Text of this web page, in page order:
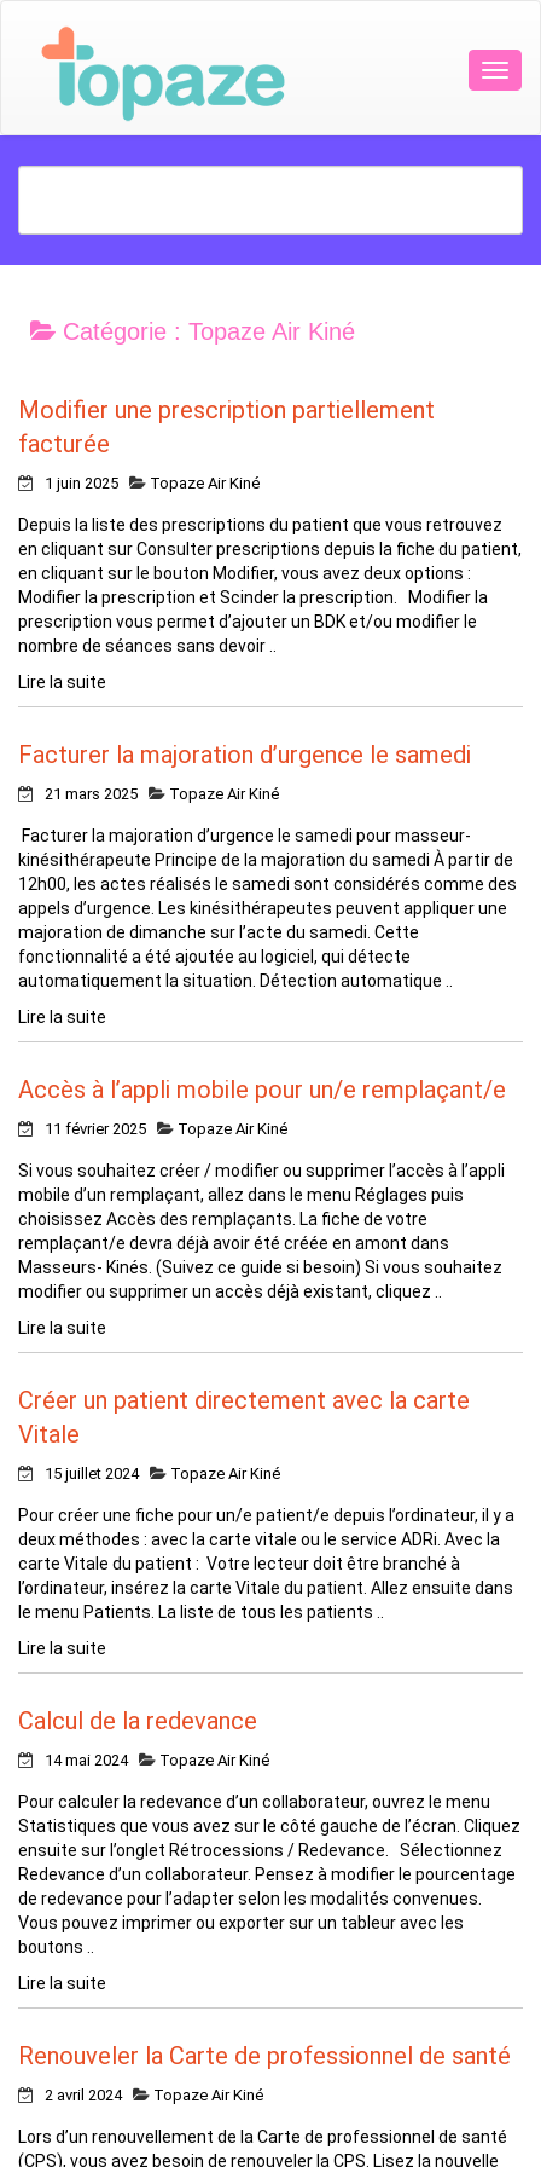
Catégorie : Topaze Air Kiné
Modifier une prescription partiellement
facturée
1 juin 2025 Topaze Air Kiné
Depuis la liste des prescriptions du patient que vous retrouvez
en cliquant sur Consulter prescriptions depuis la fiche du patient,
en cliquant sur le bouton Modifier, vous avez deux options :
Modifier la prescription et Scinder la prescription. Modifier la
prescription vous permet d’ajouter un BDK et/ou modifier le
nombre de séances sans devoir ..
Lire la suite
Facturer la majoration d’urgence le samedi
21 mars 2025 Topaze Air Kiné
Facturer la majoration d’urgence le samedi pour masseur-
kinésithérapeute Principe de la majoration du samedi À partir de
12h00, les actes réalisés le samedi sont considérés comme des
appels d’urgence. Les kinésithérapeutes peuvent appliquer une
majoration de dimanche sur l’acte du samedi. Cette
fonctionnalité a été ajoutée au logiciel, qui détecte
automatiquement la situation. Détection automatique ..
Lire la suite
Accès à l’appli mobile pour un/e remplaçant/e
11 février 2025 Topaze Air Kiné
Si vous souhaitez créer / modifier ou supprimer l’accès à l’appli
mobile d’un remplaçant, allez dans le menu Réglages puis
choisissez Accès des remplaçants. La fiche de votre
remplaçant/e devra déjà avoir été créée en amont dans
Masseurs- Kinés. (Suivez ce guide si besoin) Si vous souhaitez
modifier ou supprimer un accès déjà existant, cliquez ..
Lire la suite
Créer un patient directement avec la carte
Vitale
15 juillet 2024 Topaze Air Kiné
Pour créer une fiche pour un/e patient/e depuis l’ordinateur, il y a
deux méthodes : avec la carte vitale ou le service ADRi. Avec la
carte Vitale du patient : Votre lecteur doit être branché à
l’ordinateur, insérez la carte Vitale du patient. Allez ensuite dans
le menu Patients. La liste de tous les patients ..
Lire la suite
Calcul de la redevance
14 mai 2024 Topaze Air Kiné
Pour calculer la redevance d’un collaborateur, ouvrez le menu
Statistiques que vous avez sur le côté gauche de l’écran. Cliquez
ensuite sur l’onglet Rétrocessions / Redevance. Sélectionnez
Redevance d’un collaborateur. Pensez à modifier le pourcentage
de redevance pour l’adapter selon les modalités convenues.
Vous pouvez imprimer ou exporter sur un tableur avec les
boutons ..
Lire la suite
Renouveler la Carte de professionnel de santé
2 avril 2024 Topaze Air Kiné
Lors d’un renouvellement de la Carte de professionnel de santé
(CPS), vous avez besoin de renouveler la CPS. Lisez la nouvelle